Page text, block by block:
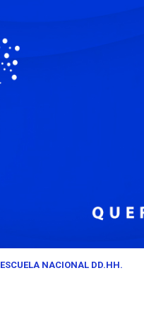
ESCUELA NACIONAL DD.HH.